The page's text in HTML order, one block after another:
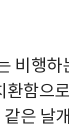
비행
환함으
은 날